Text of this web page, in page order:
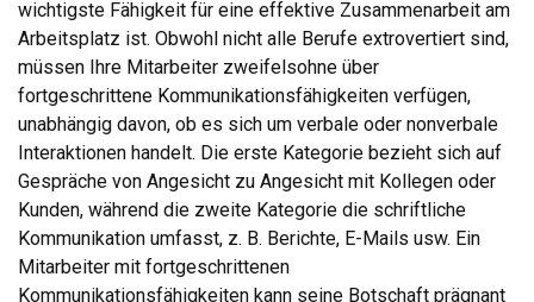
wichtigste Fähigkeit für eine effektive Zusammenarbeit am
Arbeitsplatz ist. Obwohl nicht alle Berufe extrovertiert sind,
müssen Ihre Mitarbeiter zweifelsohne über
fortgeschrittene Kommunikationsfähigkeiten verfügen,
unabhängig davon, ob es sich um verbale oder nonverbale
Interaktionen handelt. Die erste Kategorie bezieht sich auf
Gespräche von Angesicht zu Angesicht mit Kollegen oder
Kunden, während die zweite Kategorie die schriftliche
Kommunikation umfasst, z. B. Berichte, E-Mails usw. Ein
Mitarbeiter mit fortgeschrittenen
Kommunikationsfähigkeiten kann seine Botschaft prägnant